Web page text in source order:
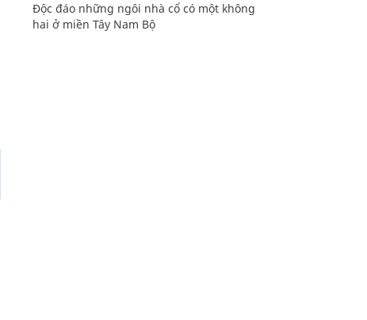
Độc đáo những ngôi nhà cổ có một không
hai ở miền Tây Nam Bộ